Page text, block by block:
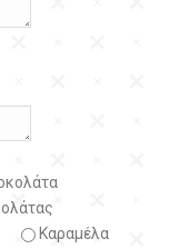
Καραμέλα